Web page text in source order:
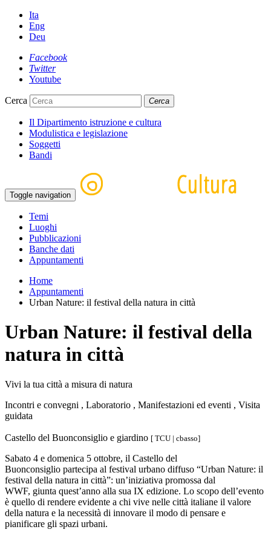
Ita
Eng
Deu
Facebook
Twitter
Youtube
Cerca Cerca
Il Dipartimento istruzione e cultura
Modulistica e legislazione
Soggetti
Bandi
Toggle navigation
Temi
Luoghi
Pubblicazioni
Banche dati
Appuntamenti
Home
Appuntamenti
Urban Nature: il festival della natura in città
Urban Nature: il festival della
natura in città
Vivi la tua città a misura di natura
Incontri e convegni , Laboratorio , Manifestazioni ed eventi , Visita
guidata
Castello del Buonconsiglio e giardino [ TCU | cbasso]
Sabato 4 e domenica 5 ottobre, il Castello del
Buonconsiglio partecipa al festival urbano diffuso “Urban Nature: il
festival della natura in città”: un’iniziativa promossa dal
WWF, giunta quest’anno alla sua IX edizione. Lo scopo dell’evento
è quello di rendere evidente a chi vive nelle città italiane il valore
della natura e la necessità di innovare il modo di pensare e
pianificare gli spazi urbani.